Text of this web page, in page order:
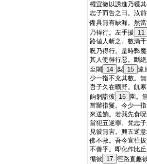
權宜微以誘進乃獲
志子而告之曰。汝
備具無有缺漏。然
乃得行。左手援
11
路値人斬之。數滿
呪乃得行。是時弊
其人使得行惡。斷
至闍
14 梨 15 違
少一指不充其數。
吾子久在曠野。飢
餉躬詣彼
16 園。
當辦指鬘。今少一
來送餉。若我先食
當犯五逆罪。梵志
見彼無害。興五逆
佛不救。吾今宜往
不善乎。即化作比
循彼
17 徑路直趣